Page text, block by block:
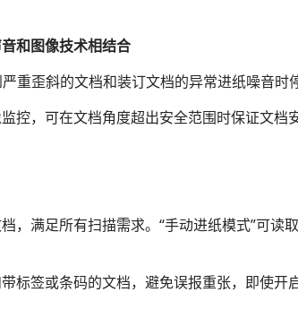
和图像技术相结合
重歪斜的文档和装订文档的异常进纸噪音时
控，可在文档角度超出安全范围时保证文档
，满足所有扫描需求。“手动进纸模式”可
标签或条码的文档，避免误报重张，即使